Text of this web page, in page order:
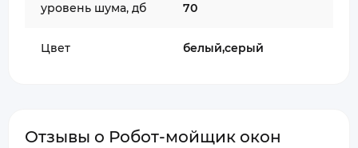
уровень шума, дб 70
Цвет белый,серый
Отзывы о Робот-мойщик окон